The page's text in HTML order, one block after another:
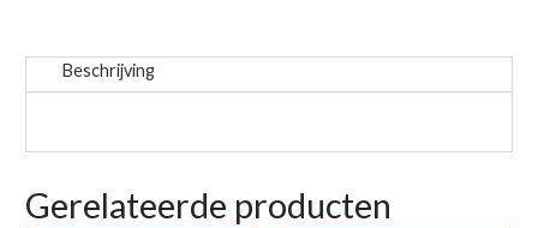
Beschrijving
Gerelateerde producten